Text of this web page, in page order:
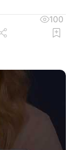
100